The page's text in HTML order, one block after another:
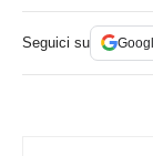
Seguici su